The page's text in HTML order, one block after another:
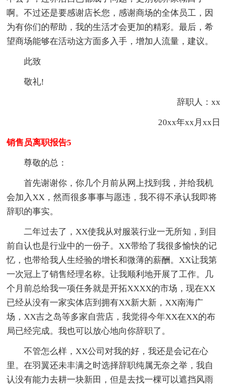
啊。不过还是要感谢店长您，感谢商场的全体员工，因
为有你们的帮助，我的生活才会更加的精彩。最后，希
望商场能够在活动这方面多入手，增加人流量，建议。
此致
敬礼!
辞职人：xx
20xx年xx月xx日
销售员离职报告5
尊敬的总：
首先谢谢你，你几个月前从网上找到我，并给我机
会加入XX，然而很多事事与愿违，我不得不承认我即将
辞职的事实。
二年过去了，XX使我从对服装行业一无所知，到目
前自认也是行业中的一份子。XX带给了我很多愉快的记
忆，也带给我人生经验的增长和微薄的薪酬。XX让我第
一次冠上了销售经理名称。让我顺利地开展了工作。几
个月前总给我一项任务就是开拓XXXX的市场，现在XX
已经从没有一家实体店到拥有XX新大新，XX南海广
场，XX吉之岛等多家自营店，我觉得今年XX在XX的布
局已经完成。我也可以放心地向你辞职了。
不管怎么样，XX公司对我的好，我还是会记在心
里。在羽翼还未丰满之时选择辞职纯属无奈之举，我自
认没有能力去耕一块新田，但是去找一棵可以遮挡风雨